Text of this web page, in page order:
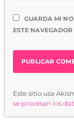
GUARDA MI
ESTE
Este sitio usa
se procesan los